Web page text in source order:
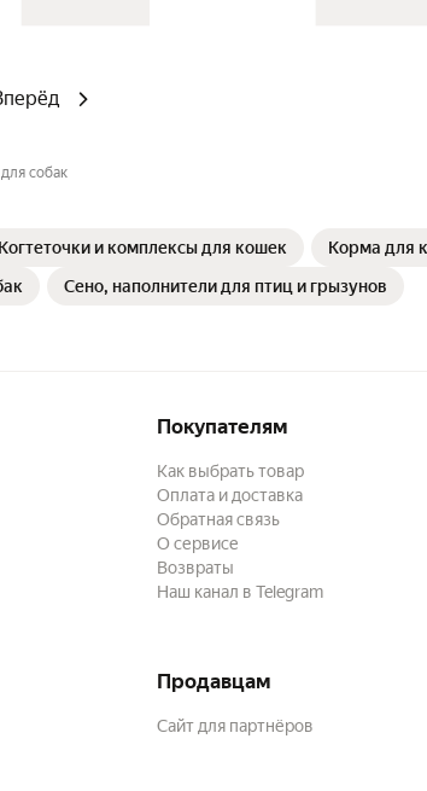
собак
Когтеточки и комплексы для кошек Корма для
Сено, наполнители для птиц и грызунов
Покупателям
Как выбрать товар
Оплата и доставка
Обратная связь
О сервисе
Возвраты
Наш канал в Telegram
Продавцам
Сайт для партнёров